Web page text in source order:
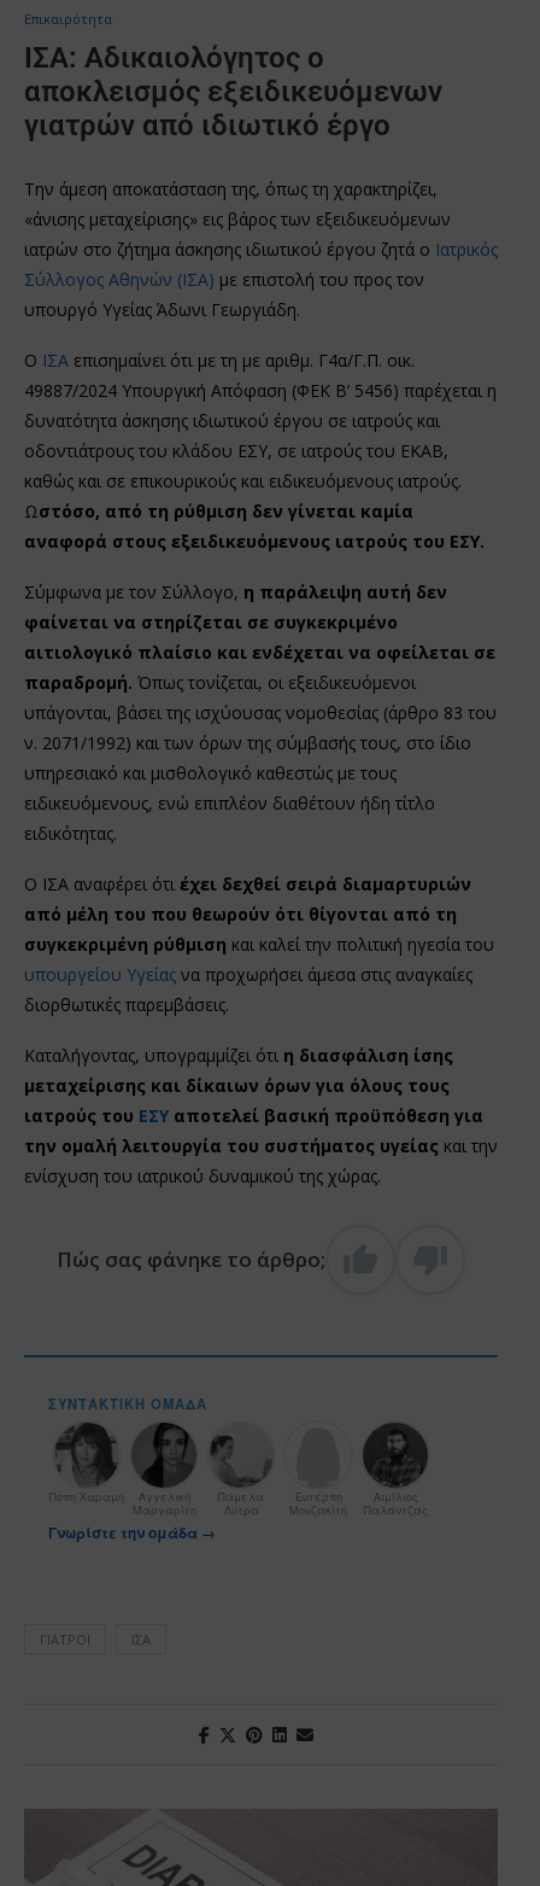
Επικαιρότητα
ΙΣΑ: Αδικαιολόγητος ο
αποκλεισμός εξειδικευόμενων
γιατρών από ιδιωτικό έργο
Την άμεση αποκατάσταση της, όπως τη χαρακτηρίζει,
«άνισης μεταχείρισης» εις βάρος των εξειδικευόμενων
ιατρών στο ζήτημα άσκησης ιδιωτικού έργου ζητά ο Ιατρικός
Σύλλογος Αθηνών (ΙΣΑ) με επιστολή του προς τον
υπουργό Υγείας Άδωνι Γεωργιάδη.
Ο ΙΣΑ επισημαίνει ότι με τη με αριθμ. Γ4α/Γ.Π. οικ.
49887/2024 Υπουργική Απόφαση (ΦΕΚ Β’ 5456) παρέχεται η
δυνατότητα άσκησης ιδιωτικού έργου σε ιατρούς και
οδοντιάτρους του κλάδου ΕΣΥ, σε ιατρούς του ΕΚΑΒ,
καθώς και σε επικουρικούς και ειδικευόμενους ιατρούς.
Ωστόσο, από τη ρύθμιση δεν γίνεται καμία
αναφορά στους εξειδικευόμενους ιατρούς του ΕΣΥ.
Σύμφωνα με τον Σύλλογο, η παράλειψη αυτή δεν
φαίνεται να στηρίζεται σε συγκεκριμένο
αιτιολογικό πλαίσιο και ενδέχεται να οφείλεται σε
παραδρομή. Όπως τονίζεται, οι εξειδικευόμενοι
υπάγονται, βάσει της ισχύουσας νομοθεσίας (άρθρο 83 του
ν. 2071/1992) και των όρων της σύμβασής τους, στο ίδιο
υπηρεσιακό και μισθολογικό καθεστώς με τους
ειδικευόμενους, ενώ επιπλέον διαθέτουν ήδη τίτλο
ειδικότητας.
Ο ΙΣΑ αναφέρει ότι έχει δεχθεί σειρά διαμαρτυριών
από μέλη του που θεωρούν ότι θίγονται από τη
συγκεκριμένη ρύθμιση και καλεί την πολιτική ηγεσία του
υπουργείου Υγείας να προχωρήσει άμεσα στις αναγκαίες
διορθωτικές παρεμβάσεις.
Καταλήγοντας, υπογραμμίζει ότι η διασφάλιση ίσης
μεταχείρισης και δίκαιων όρων για όλους τους
ιατρούς του ΕΣΥ αποτελεί βασική προϋπόθεση για
την ομαλή λειτουργία του συστήματος υγείας και την
ενίσχυση του ιατρικού δυναμικού της χώρας.
Πώς σας φάνηκε το άρθρο;
ΣΥΝΤΑΚΤΙΚΉ ΟΜΆΔΑ
Πόπη Χαραμή
Αγγελική
Μαργαρίτη
Πάμελα
Λύτρα
Ευτέρπη
Μουζακίτη
Αιμίλιος
Παλάντζας
Γνωρίστε την ομάδα →
ΓΙΑΤΡΟΊ ΙΣΑ